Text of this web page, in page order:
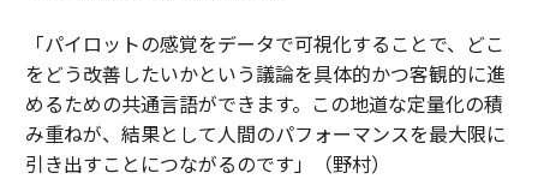
「パイロットの感覚をデータで可視化することで、どこ
をどう改善したいかという議論を具体的かつ客観的に進
めるための共通言語ができます。この地道な定量化の積
み重ねが、結果として人間のパフォーマンスを最大限に
引き出すことにつながるのです」（野村）